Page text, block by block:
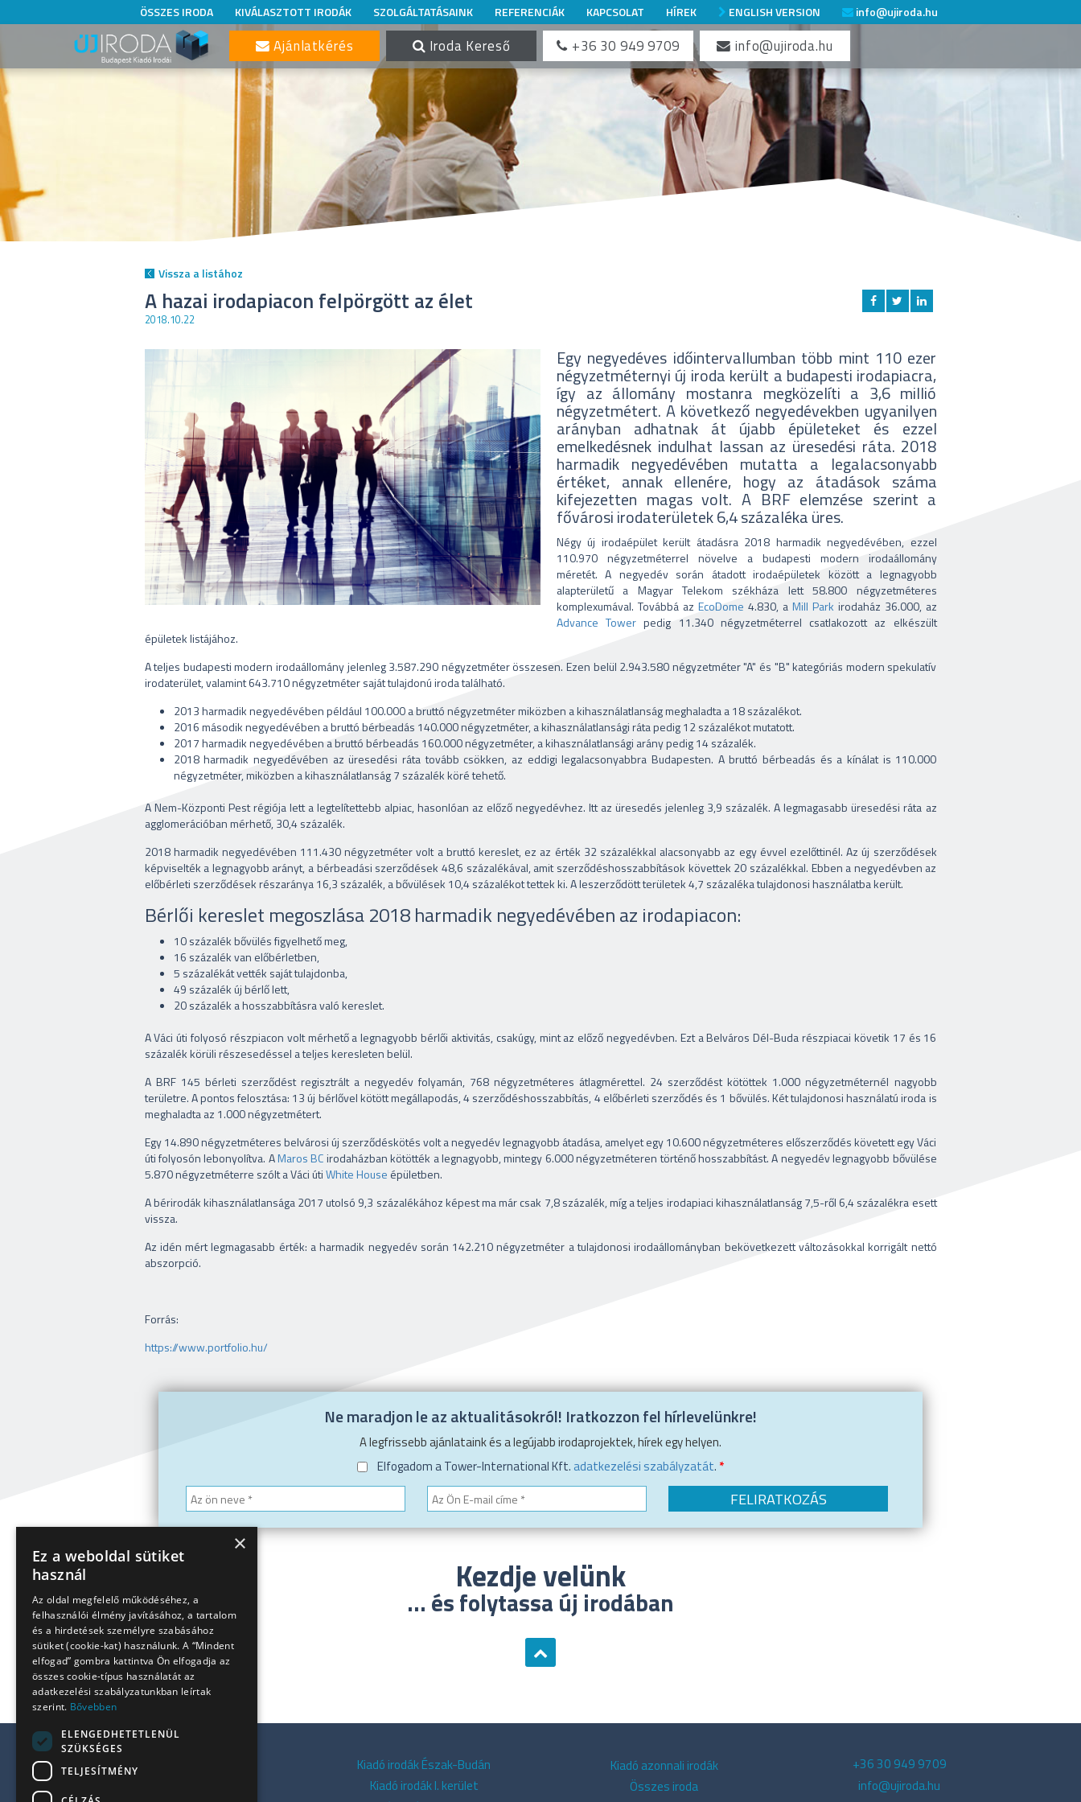
ÖSSZES IRODA KIVÁLASZTOTT IRODÁK SZOLGÁLTATÁSAINK REFERENCIÁK KAPCSOLAT HÍREK ENGLISH VERSION info@ujiroda.hu
Ajánlatkérés Iroda Kereső +36 30 949 9709 info@ujiroda.hu
Vissza a listához
A hazai irodapiacon felpörgött az élet
2018.10.22
Egy negyedéves időintervallumban több mint 110 ezer
négyzetméternyi új iroda került a budapesti irodapiacra,
így az állomány mostanra megközelíti a 3,6 millió
négyzetmétert. A következő negyedévekben ugyanilyen
arányban adhatnak át újabb épületeket és ezzel
emelkedésnek indulhat lassan az üresedési ráta. 2018
harmadik negyedévében mutatta a legalacsonyabb
értéket, annak ellenére, hogy az átadások száma
kifejezetten magas volt. A BRF elemzése szerint a
fővárosi irodaterületek 6,4 százaléka üres.
Négy új irodaépület került átadásra 2018 harmadik negyedévében, ezzel
110.970 négyzetméterrel növelve a budapesti modern irodaállomány
méretét. A negyedév során átadott irodaépületek között a legnagyobb
alapterületű a Magyar Telekom székháza lett 58.800 négyzetméteres
komplexumával. Továbbá az EcoDome 4.830, a Mill Park irodaház 36.000, az
Advance Tower pedig 11.340 négyzetméterrel csatlakozott az elkészült
épületek listájához.
A teljes budapesti modern irodaállomány jelenleg 3.587.290 négyzetméter összesen. Ezen belül 2.943.580 négyzetméter "A" és "B" kategóriás modern spekulatív
irodaterület, valamint 643.710 négyzetméter saját tulajdonú iroda található.
2013 harmadik negyedévében például 100.000 a bruttó négyzetméter miközben a kihasználatlanság meghaladta a 18 százalékot.
2016 második negyedévében a bruttó bérbeadás 140.000 négyzetméter, a kihasználatlansági ráta pedig 12 százalékot mutatott.
2017 harmadik negyedévében a bruttó bérbeadás 160.000 négyzetméter, a kihasználatlansági arány pedig 14 százalék.
2018 harmadik negyedévében az üresedési ráta tovább csökken, az eddigi legalacsonyabbra Budapesten. A bruttó bérbeadás és a kínálat is 110.000
négyzetméter, miközben a kihasználatlanság 7 százalék köré tehető.
A Nem-Központi Pest régiója lett a legtelítettebb alpiac, hasonlóan az előző negyedévhez. Itt az üresedés jelenleg 3,9 százalék. A legmagasabb üresedési ráta az
agglomerációban mérhető, 30,4 százalék.
2018 harmadik negyedévében 111.430 négyzetméter volt a bruttó kereslet, ez az érték 32 százalékkal alacsonyabb az egy évvel ezelőttinél. Az új szerződések
képviselték a legnagyobb arányt, a bérbeadási szerződések 48,6 százalékával, amit szerződéshosszabbítások követtek 20 százalékkal. Ebben a negyedévben az
előbérleti szerződések részaránya 16,3 százalék, a bővülések 10,4 százalékot tettek ki. A leszerződött területek 4,7 százaléka tulajdonosi használatba került.
Bérlői kereslet megoszlása 2018 harmadik negyedévében az irodapiacon:
10 százalék bővülés figyelhető meg,
16 százalék van előbérletben,
5 százalékát vették saját tulajdonba,
49 százalék új bérlő lett,
20 százalék a hosszabbításra való kereslet.
A Váci úti folyosó részpiacon volt mérhető a legnagyobb bérlői aktivitás, csakúgy, mint az előző negyedévben. Ezt a Belváros Dél-Buda részpiacai követik 17 és 16
százalék körüli részesedéssel a teljes keresleten belül.
A BRF 145 bérleti szerződést regisztrált a negyedév folyamán, 768 négyzetméteres átlagmérettel. 24 szerződést kötöttek 1.000 négyzetméternél nagyobb
területre. A pontos felosztása: 13 új bérlővel kötött megállapodás, 4 szerződéshosszabbítás, 4 előbérleti szerződés és 1 bővülés. Két tulajdonosi használatú iroda is
meghaladta az 1.000 négyzetmétert.
Egy 14.890 négyzetméteres belvárosi új szerződéskötés volt a negyedév legnagyobb átadása, amelyet egy 10.600 négyzetméteres előszerződés követett egy Váci
úti folyosón lebonyolítva. AMaros BCirodaházban kötötték a legnagyobb, mintegy 6.000 négyzetméteren történő hosszabbítást. A negyedév legnagyobb bővülése
5.870 négyzetméterre szólt a Váci útiWhite House épületben.
A bérirodák kihasználatlansága 2017 utolsó 9,3 százalékához képest ma már csak 7,8 százalék, míg a teljes irodapiaci kihasználatlanság 7,5-ről 6,4 százalékra esett
vissza.
Az idén mért legmagasabb érték: a harmadik negyedév során 142.210 négyzetméter a tulajdonosi irodaállományban bekövetkezett változásokkal korrigált nettó
abszorpció.
Forrás:
https://www.portfolio.hu/
Ne maradjon le az aktualitásokról! Iratkozzon fel hírlevelünkre!
A legfrissebb ajánlataink és a legújabb irodaprojektek, hírek egy helyen.
Elfogadom a Tower-International Kft. adatkezelési szabályzatát. *
Kezdje velünk
... és folytassa új irodában
Kiadó irodák a Váci úton
Kiadó irodák Észak-Budán
Kiadó irodák I. kerület
Kiadó azonnali irodák
Összes iroda
+36 30 949 9709
info@ujiroda.hu
×
Ez a weboldal sütiket
használ
Az oldal megfelelő működéséhez, a
felhasználói élmény javításához, a tartalom
és a hirdetések személyre szabásához
sütiket (cookie-kat) használunk. A “Mindent
elfogad” gombra kattintva Ön elfogadja az
összes cookie-típus használatát az
adatkezelési szabályzatunkban leírtak
szerint. Bővebben
ELENGEDHETETLENÜL
SZÜKSÉGES
TELJESÍTMÉNY